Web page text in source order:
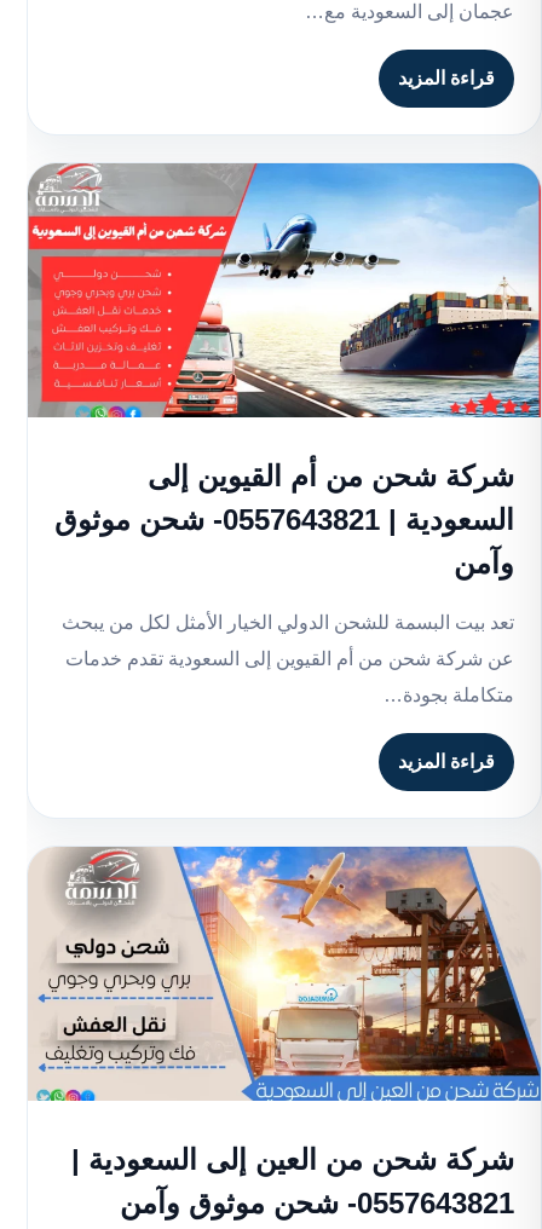
عجمان إلى السعودية مع…
قراءة المزيد
شركة شحن من أم القيوين إلى
السعودية | 0557643821- شحن موثوق
وآمن
تعد بيت البسمة للشحن الدولي الخيار الأمثل لكل من يبحث
عن شركة شحن من أم القيوين إلى السعودية تقدم خدمات
متكاملة بجودة…
قراءة المزيد
شركة شحن من العين إلى السعودية |
0557643821- شحن موثوق وآمن